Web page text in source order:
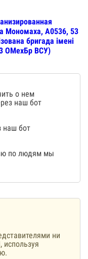
Мономаха, А0536, 53
бригада імені
ОМехБр ВСУ)
о нем
наш бот
наш бот
по людям мы
ни
, используя